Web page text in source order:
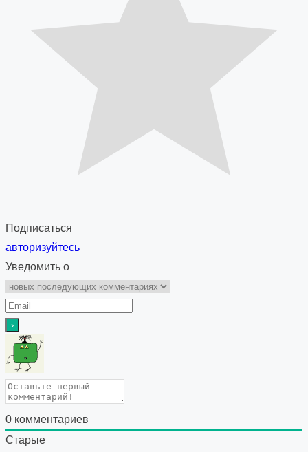
Подписаться
авторизуйтесь
Уведомить о
0 комментариев
Старые